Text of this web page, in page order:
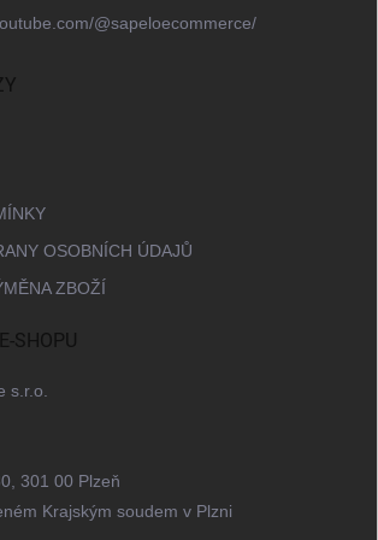
@sapeloecommerce/
OSOBNÍCH ÚDAJŮ
ZBOŽÍ
SHOPU
s.r.o.
301 00 Plzeň
Krajským soudem v Plzni